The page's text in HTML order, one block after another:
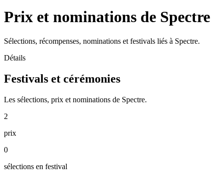
Prix et nominations de Spectre
Sélections, récompenses, nominations et festivals liés à Spectre.
Détails
Festivals et cérémonies
Les sélections, prix et nominations de Spectre.
2
prix
0
sélections en festival